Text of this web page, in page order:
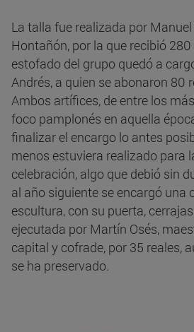
La talla fue realizada por
Hontañón, por la que recibió
estofado del grupo quedó a
Andrés, a quien se abonaron 80
Ambos artífices, de entre los
foco pamplonés en aquella
finalizar el encargo lo antes
menos estuviera realizado para
celebración, algo que debió sin
al año siguiente se encargó una
escultura, con su puerta,
ejecutada por Martín Osés,
capital y cofrade, por 35 reales,
se ha preservado.